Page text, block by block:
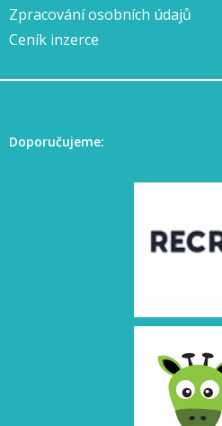
Zpracování osobních údajů
Ceník inzerce
Doporučujeme: